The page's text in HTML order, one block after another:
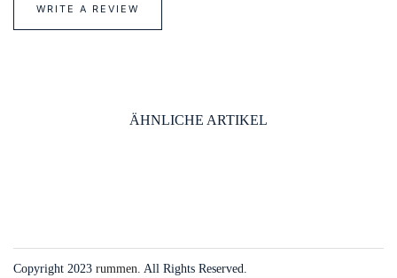
WRITE A REVIEW
ÄHNLICHE ARTIKEL
Copyright 2023 rummen . All Rights Reserved.